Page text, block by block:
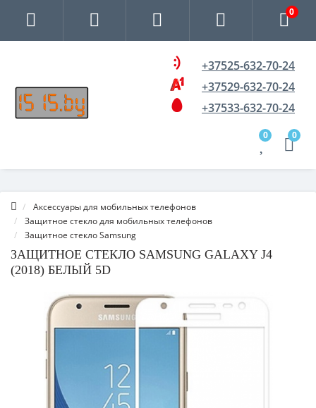
0
+37525-632-70-24
+37529-632-70-24
+37533-632-70-24
0 0
Аксессуары для мобильных телефонов
Защитное стекло для мобильных телефонов
Защитное стекло Samsung
ЗАЩИТНОЕ СТЕКЛО SAMSUNG GALAXY J4
(2018) БЕЛЫЙ 5D